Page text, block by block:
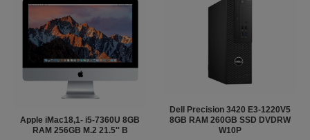
Apple iMac18,1- i5-7360U 8GB
RAM 256GB M.2 21.5'' B
Dell Precision 3420 E3-1220V5
8GB RAM 260GB SSD DVDRW
W10P